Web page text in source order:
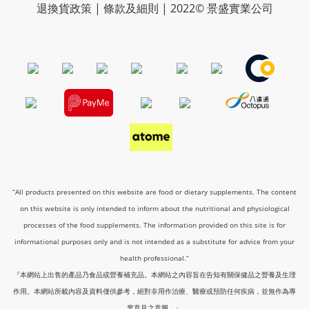
退換貨政策 | 條款及細則 | 2022© 景盛實業公司
“All products presented on this website are food or dietary supplements. The content
on this website is only intended to inform about the nutritional and physiological
processes of the food supplements. The information provided on this site is for
informational purposes only and is not intended as a substitute for advice from your
health professional.”
『本網站上出售的產品乃食品或營養補充品。本網站之內容旨在告知有關保健品之營養及生理
作用。本網站所載內容及資料僅供參考，絕對非用作治療、醫療或預防任何疾病，並無作為專